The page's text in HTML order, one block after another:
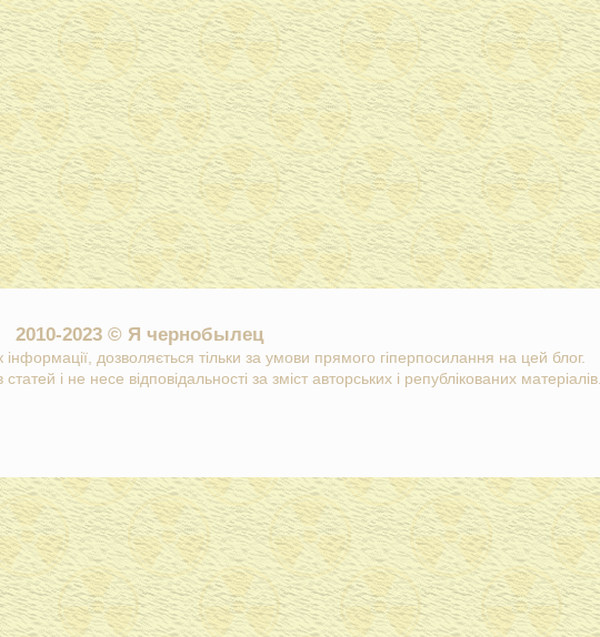
2010-2023 © Я чернобылец
дозволяється тільки за умови прямого гіперпосилання на цей блог.
і не несе відповідальності за зміст авторських і републікованих матеріалів..